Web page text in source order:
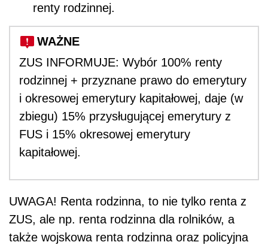
renty rodzinnej.
WAŻNE
ZUS INFORMUJE: Wybór 100% renty
rodzinnej + przyznane prawo do emerytury
i okresowej emerytury kapitałowej, daje (w
zbiegu) 15% przysługującej emerytury z
FUS i 15% okresowej emerytury
kapitałowej.
UWAGA! Renta rodzinna, to nie tylko renta z
ZUS, ale np. renta rodzinna dla rolników, a
także wojskowa renta rodzinna oraz policyjna